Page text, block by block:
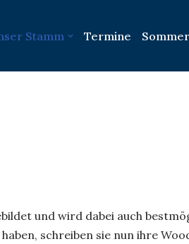
Stamm Termine
und wird dabei auch
schreiben sie nun ihre